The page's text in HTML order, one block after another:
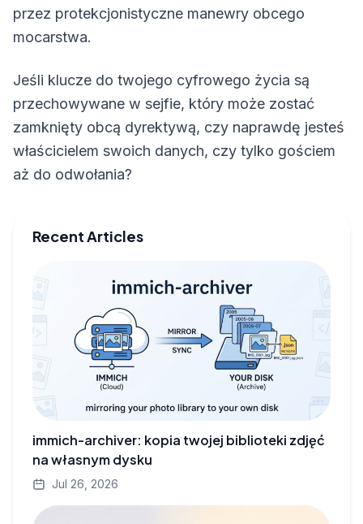
przez protekcjonistyczne manewry obcego
mocarstwa.
Jeśli klucze do twojego cyfrowego życia są
przechowywane w sejfie, który może zostać
zamknięty obcą dyrektywą, czy naprawdę jesteś
właścicielem swoich danych, czy tylko gościem
aż do odwołania?
Recent Articles
immich-archiver: kopia twojej biblioteki zdjęć
na własnym dysku
Jul 26, 2026